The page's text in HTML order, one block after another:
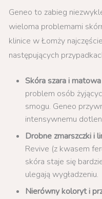
Geneo to zabieg
wieloma problemami
klinice w Łomży
następujących
Skóra szara i matowa
problem osób
smogu. Geneo
intensywnemu
Drobne zmarszczki i
Revive (z kwasem
skóra staje się
ulegają wygładzeniu.
Nierówny koloryt i